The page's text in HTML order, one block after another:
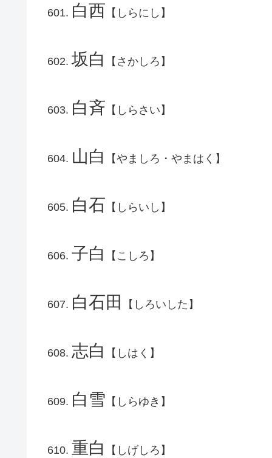
白西 【しらにし】
坂白 【さかしろ】
白斉 【しらさい】
山白 【やましろ・やまはく】
白石 【しらいし】
子白 【こしろ】
白石田 【しろいした】
志白 【しはく】
白雪 【しらゆき】
重白 【しげしろ】